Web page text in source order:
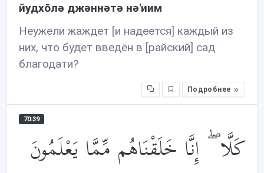
йудхōлə джəннəтə нə'иим
Неужели жаждет [и надеется] каждый из
них, что будет введён в [райский] сад
благодати?
Подробнее
70:39
كَلَّا ۖ إِنَّا خَلَقْنَاهُم مِّمَّا يَعْلَمُونَ